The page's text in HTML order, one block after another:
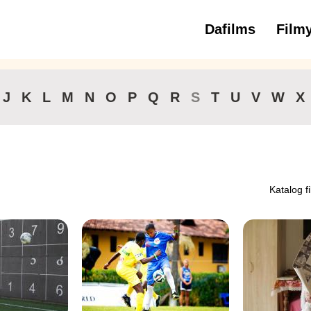
Dafilms3 až 6 rokov
J K L M N O P Q R S T U V W X
Katalog